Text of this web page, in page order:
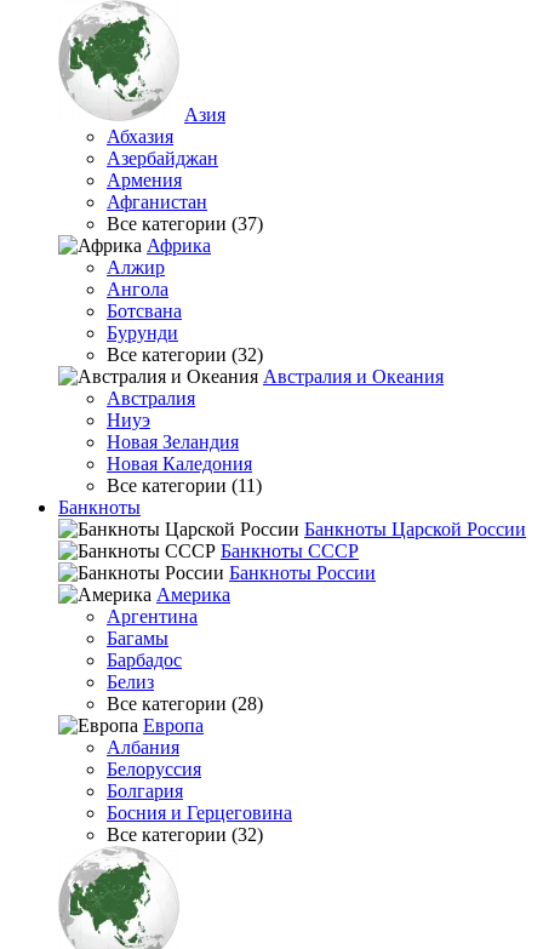
Азия
Абхазия
Азербайджан
Армения
Афганистан
Все категории (37)
Африка
Алжир
Ангола
Ботсвана
Бурунди
Все категории (32)
Австралия и Океания
Австралия
Ниуэ
Новая Зеландия
Новая Каледония
Все категории (11)
Банкноты
Банкноты Царской России
Банкноты СССР
Банкноты России
Америка
Аргентина
Багамы
Барбадос
Белиз
Все категории (28)
Европа
Албания
Белоруссия
Болгария
Босния и Герцеговина
Все категории (32)